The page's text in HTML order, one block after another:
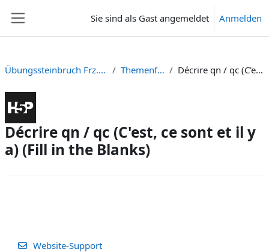
Sie sind als Gast angemeldet Anmelden
Übungssteinbruch Frz.: Exercices H5P de français (H5P Plugin) Themenfelder und Redemittel Décrire qn / qc (C'est, ce sont et il y a) (Fill in the Blanks)
Décrire qn / qc (C'est, ce sont et il y
a) (Fill in the Blanks)
Website-Support